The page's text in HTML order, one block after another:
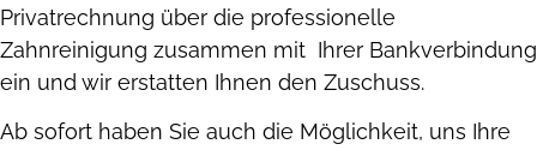
Privatrechnung über die professionelle
Zahnreinigung zusammen mit Ihrer Bankverbindung
ein und wir erstatten Ihnen den Zuschuss.
Ab sofort haben Sie auch die Möglichkeit, uns Ihre